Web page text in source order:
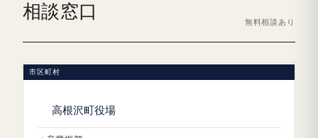
相談窓口
無料相談あり
市区町村
高根沢町役場